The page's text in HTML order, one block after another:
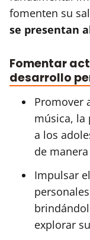
fomenten su
se presentan
Fomentar
desarrollo
Promover
música, la
a los
de
Impulsar
explorar